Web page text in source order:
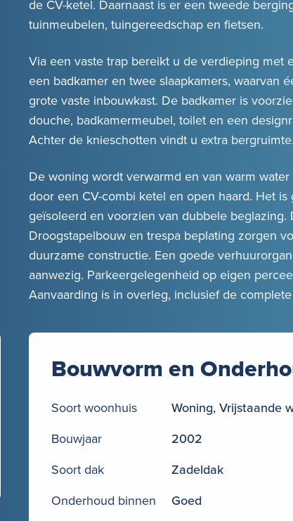
de CV-ketel. Daarnaast is er een tweede
tuinmeubelen, tuingereedschap en fietsen.
Via een vaste trap bereikt u de verdieping met
een badkamer en twee slaapkamers, waarvan
grote vaste inbouwkast. De badkamer is
douche, badkamermeubel, toilet en een
Achter de knieschotten vindt u extra bergruimte.
De woning wordt verwarmd en van warm
door een CV-combi ketel en open haard. Het is
geïsoleerd en voorzien van dubbele beglazing.
Droogstapelbouw en trespa beplating zorgen
duurzame constructie. Een goede
aanwezig. Parkeergelegenheid op eigen
Aanvaarding is in overleg, inclusief de
Bouwvorm en
Soort woonhuis
Woning, Vrijstaande
Bouwjaar
2002
Soort dak
Zadeldak
Onderhoud binnen
Goed